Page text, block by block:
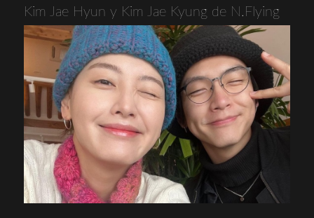
Kim Jae Hyun y Kim Jae Kyung de N.Flying